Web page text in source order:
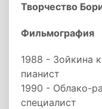
Творчество
Фильмография
1988 - Зойкина
пианист
1990 - Облако-
специалист